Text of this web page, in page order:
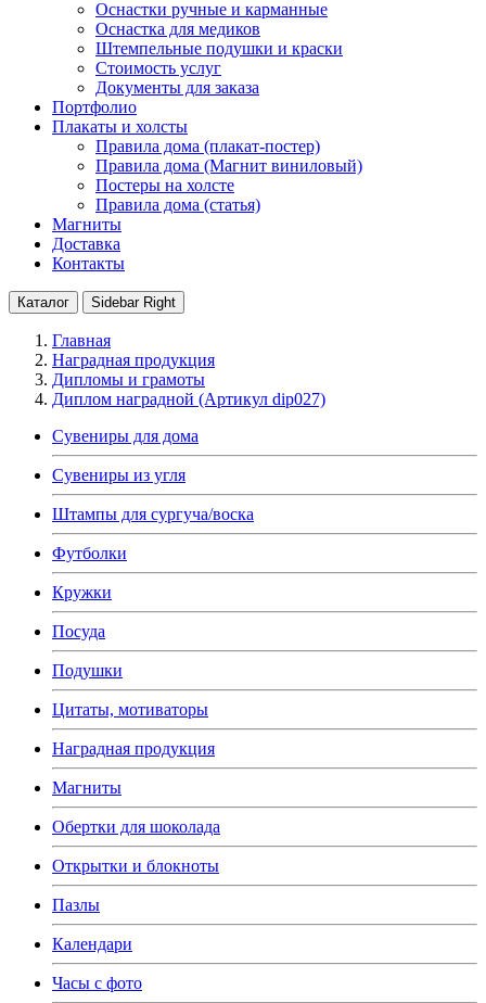
Оснастки ручные и карманные
Оснастка для медиков
Штемпельные подушки и краски
Стоимость услуг
Документы для заказа
Портфолио
Плакаты и холсты
Правила дома (плакат-постер)
Правила дома (Магнит виниловый)
Постеры на холсте
Правила дома (статья)
Магниты
Доставка
Контакты
Каталог Sidebar Right
Главная
Наградная продукция
Дипломы и грамоты
Диплом наградной (Артикул dip027)
Сувениры для дома
Сувениры из угля
Штампы для сургуча/воска
Футболки
Кружки
Посуда
Подушки
Цитаты, мотиваторы
Наградная продукция
Магниты
Обертки для шоколада
Открытки и блокноты
Пазлы
Календари
Часы с фото